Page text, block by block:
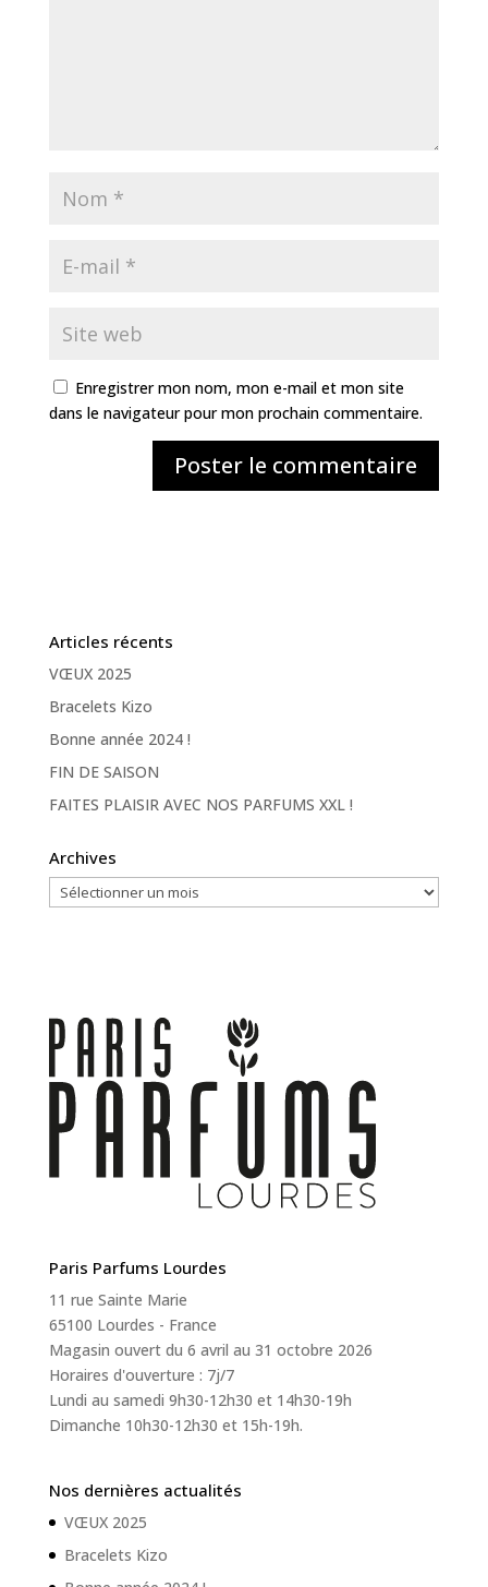
Enregistrer mon nom, mon e-mail et mon site
dans le navigateur pour mon prochain commentaire.
Articles récents
VŒUX 2025
Bracelets Kizo
Bonne année 2024 !
FIN DE SAISON
FAITES PLAISIR AVEC NOS PARFUMS XXL !
Archives
Archives
Paris Parfums Lourdes
11 rue Sainte Marie
65100 Lourdes - France
Magasin ouvert du 6 avril au 31 octobre 2026
Horaires d'ouverture : 7j/7
Lundi au samedi 9h30-12h30 et 14h30-19h
Dimanche 10h30-12h30 et 15h-19h.
Nos dernières actualités
VŒUX 2025
Bracelets Kizo